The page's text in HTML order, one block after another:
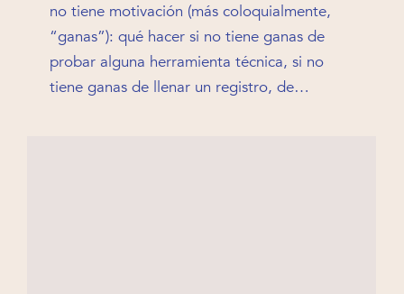
no tiene motivación (más coloquialmente,
“ganas”): qué hacer si no tiene ganas de
probar alguna herramienta técnica, si no
tiene ganas de llenar un registro, de…